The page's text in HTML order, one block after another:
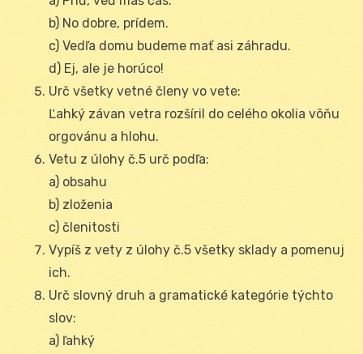
b) No dobre, prídem.
c) Vedľa domu budeme mať asi záhradu.
d) Ej, ale je horúco!
Urč všetky vetné členy vo vete:
Ľahký závan vetra rozšíril do celého okolia vôňu
orgovánu a hlohu.
Vetu z úlohy č.5 urč podľa:
a) obsahu
b) zloženia
c) členitosti
Vypíš z vety z úlohy č.5 všetky sklady a pomenuj
ich.
Urč slovný druh a gramatické kategórie týchto
slov:
a) ľahký